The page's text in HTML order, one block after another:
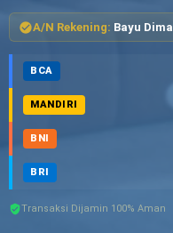
A/N Rekening: Bayu Dima
BCA
MANDIRI
BNI
BRI
Transaksi Dijamin 100% Aman